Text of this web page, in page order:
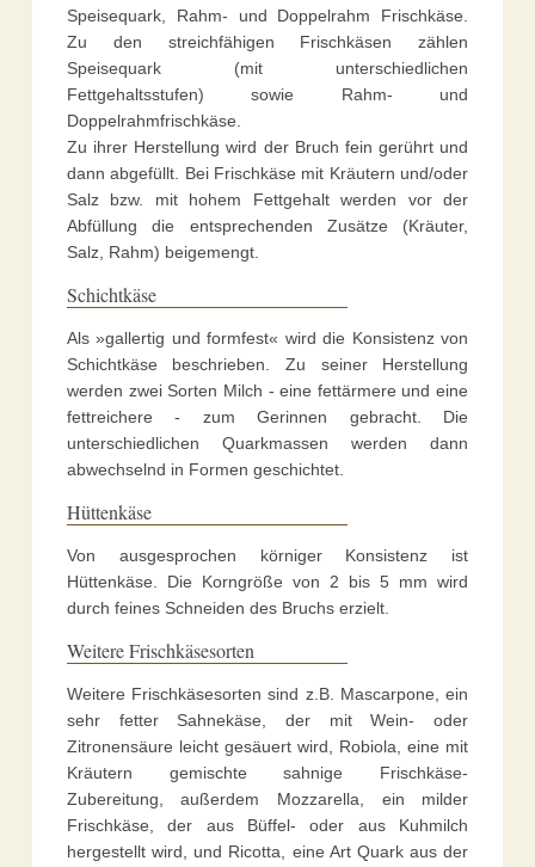
Speisequark, Rahm- und Doppelrahm Frischkäse.
Zu den streichfähigen Frischkäsen zählen
Speisequark (mit unterschiedlichen
Fettgehaltsstufen) sowie Rahm- und
Doppelrahmfrischkäse.
Zu ihrer Herstellung wird der Bruch fein gerührt und
dann abgefüllt. Bei Frischkäse mit Kräutern und/oder
Salz bzw. mit hohem Fettgehalt werden vor der
Abfüllung die entsprechenden Zusätze (Kräuter,
Salz, Rahm) beigemengt.
Schichtkäse
Als »gallertig und formfest« wird die Konsistenz von
Schichtkäse beschrieben. Zu seiner Herstellung
werden zwei Sorten Milch - eine fettärmere und eine
fettreichere - zum Gerinnen gebracht. Die
unterschiedlichen Quarkmassen werden dann
abwechselnd in Formen geschichtet.
Hüttenkäse
Von ausgesprochen körniger Konsistenz ist
Hüttenkäse. Die Korngröße von 2 bis 5 mm wird
durch feines Schneiden des Bruchs erzielt.
Weitere Frischkäsesorten
Weitere Frischkäsesorten sind z.B. Mascarpone, ein
sehr fetter Sahnekäse, der mit Wein- oder
Zitronensäure leicht gesäuert wird, Robiola, eine mit
Kräutern gemischte sahnige Frischkäse-
Zubereitung, außerdem Mozzarella, ein milder
Frischkäse, der aus Büffel- oder aus Kuhmilch
hergestellt wird, und Ricotta, eine Art Quark aus der